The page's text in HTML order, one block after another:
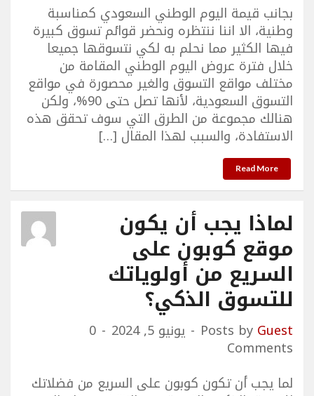
بجانب قيمة اليوم الوطني السعودي كمناسبة
وطنية، الا اننا ننتظره ونحضر قوائم تسوق كبيرة
فيها الكثير مما نحلم به لكي نتسوقها جميعا
خلال فترة عروض اليوم الوطني المقامة من
مختلف مواقع التسوق والغير محصورة في مواقع
التسوق السعودية، لأنها تصل حتى 90%، ولكن
هنالك مجموعة من الطرق التي سوف تحقق هذه
الاستفادة، والسبب لهذا المقال […]
Read More
لماذا يجب أن يكون
موقع كوبون على
السريع من أولوياتك
للتسوق الذكي؟
Posts by Guest يونيو 5, 2024 0
Comments
لما يجب أن تكون كوبون على السريع من فضلاتك